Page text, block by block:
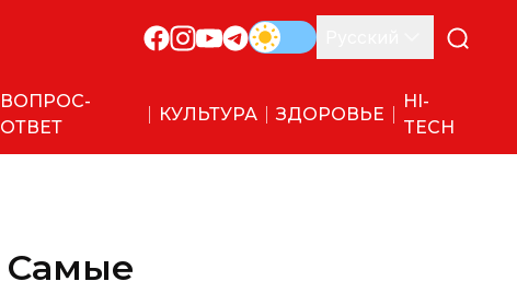
ВОПРОС-
ОТВЕТ
КУЛЬТУРА ЗДОРОВЬЕ
HI-
TECH
Самые